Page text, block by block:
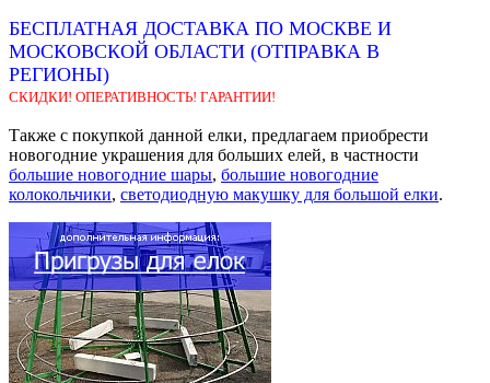
БЕСПЛАТНАЯ ДОСТАВКА ПО МОСКВЕ И
МОСКОВСКОЙ ОБЛАСТИ (ОТПРАВКА В
РЕГИОНЫ)
СКИДКИ! ОПЕРАТИВНОСТЬ! ГАРАНТИИ!
Также с покупкой данной елки, предлагаем приобрести
новогодние украшения для больших елей, в частности
большие новогодние шары, большие новогодние
колокольчики, светодиодную макушку для большой елки.